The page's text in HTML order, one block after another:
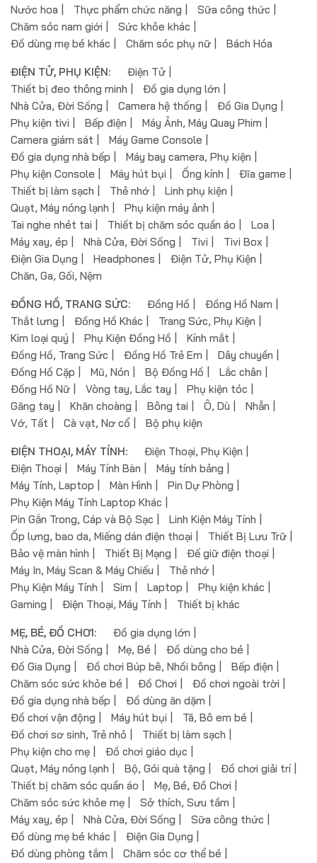
Nước hoa Thực phẩm chức năng
Sữa công thức
Chăm sóc nam giới
Sức khỏe khác
Đồ dùng mẹ bé khác
Chăm sóc phụ nữ Bách Hóa
ĐIỆN TỬ, PHỤ KIỆN:
Điện Tử
Thiết bị đeo thông minh
Đồ gia dụng lớn
Nhà Cửa, Đời Sống
Camera hệ thống
Đồ Gia Dụng
Phụ kiện tivi
Bếp điện
Máy Ảnh, Máy Quay Phim
Camera giám sát
Máy Game Console
Đồ gia dụng nhà bếp
Máy bay camera, Phụ kiện
Phụ kiện Console
Máy hút bụi Ống kính
Đĩa game
Thiết bị làm sạch
Thẻ nhớ
Linh phụ kiện
Quạt, Máy nóng lạnh
Phụ kiện máy ảnh
Tai nghe nhét tai
Thiết bị chăm sóc quần áo
Loa
Máy xay, ép
Nhà Cửa, Đời Sống Tivi
Tivi Box
Điện Gia Dụng
Headphones
Điện Tử, Phụ Kiện
Chăn, Ga, Gối, Nệm
ĐỒNG HỒ, TRANG SỨC: Đồng Hồ
Đồng Hồ Nam
Thắt lưng
Đồng Hồ Khác
Trang Sức, Phụ Kiện
Kim loại quý
Phụ Kiện Đồng Hồ
Kính mắt
Đồng Hồ, Trang Sức
Đồng Hồ Trẻ Em
Dây chuyền
Đồng Hồ Cặp
Mũ, Nón Bộ Đồng Hồ
Lắc chân
Đồng Hồ Nữ
Vòng tay, Lắc tay
Phụ kiện tóc
Găng tay
Khăn choàng Bông tai Ô, Dù
Nhẫn
Vớ, Tất
Cà vạt, Nơ cổ Bộ phụ kiện
ĐIỆN THOẠI, MÁY TÍNH:
Điện Thoại, Phụ Kiện
Điện Thoại
Máy Tính Bàn
Máy tính bảng
Máy Tính, Laptop
Màn Hình
Pin Dự Phòng
Phụ Kiện Máy Tính Laptop Khác
Pin Gắn Trong, Cáp và Bộ Sạc
Linh Kiện Máy Tính
Ốp lưng, bao da, Miếng dán điện thoại
Thiết Bị Lưu Trữ
Bảo vệ màn hình
Thiết Bị Mạng
Đế giữ điện thoại
Máy In, Máy Scan & Máy Chiếu
Thẻ nhớ
Phụ Kiện Máy Tính
Sim Laptop
Phụ kiện khác
Gaming
Điện Thoại, Máy Tính Thiết bị khác
MẸ, BÉ, ĐỒ CHƠI:
Đồ gia dụng lớn
Nhà Cửa, Đời Sống
Mẹ, Bé
Đồ dùng cho bé
Đồ Gia Dụng
Đồ chơi Búp bê, Nhồi bông
Bếp điện
Chăm sóc sức khỏe bé
Đồ Chơi
Đồ chơi ngoài trời
Đồ gia dụng nhà bếp
Đồ dùng ăn dặm
Đồ chơi vận động
Máy hút bụi
Tã, Bô em bé
Đồ chơi sơ sinh, Trẻ nhỏ
Thiết bị làm sạch
Phụ kiện cho mẹ
Đồ chơi giáo dục
Quạt, Máy nóng lạnh
Bộ, Gói quà tặng
Đồ chơi giải trí
Thiết bị chăm sóc quần áo
Mẹ, Bé, Đồ Chơi
Chăm sóc sức khỏe mẹ
Sở thích, Sưu tầm
Máy xay, ép
Nhà Cửa, Đời Sống
Sữa công thức
Đồ dùng mẹ bé khác
Điện Gia Dụng
Đồ dùng phòng tắm
Chăm sóc cơ thể bé